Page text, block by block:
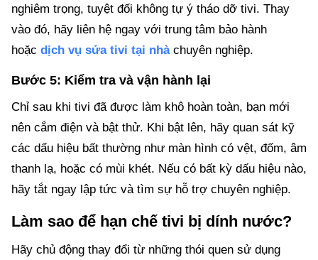
nghiêm trọng, tuyệt đối không tự ý tháo dỡ tivi. Thay
vào đó, hãy liên hệ ngay với trung tâm bảo hành
hoặc dịch vụ sửa tivi tại nhàchuyên nghiệp.
Bước 5: Kiểm tra và vận hành lại
Chỉ sau khi tivi đã được làm khô hoàn toàn, bạn mới
nên cắm điện và bật thử. Khi bật lên, hãy quan sát kỹ
các dấu hiệu bất thường như màn hình có vệt, đốm, âm
thanh lạ, hoặc có mùi khét. Nếu có bất kỳ dấu hiệu nào,
hãy tắt ngay lập tức và tìm sự hỗ trợ chuyên nghiệp.
Làm sao để hạn chế tivi bị dính nước?
Hãy chủ động thay đổi từ những thói quen sử dụng